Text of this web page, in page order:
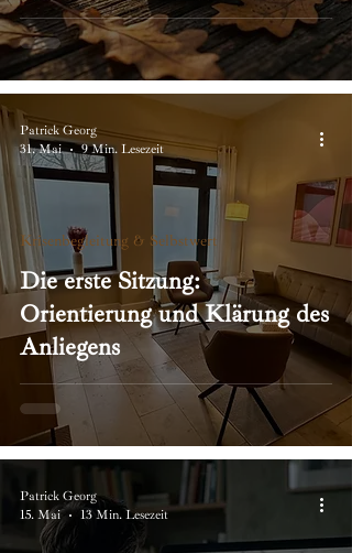
Die erste Sitzung:
Orientierung und Klärung des
Anliegens
Krisenbegleitung & Selbstwert
Patrick Georg
31. Mai
9 Min. Lesezeit
Patrick Georg
15. Mai
13 Min. Lesezeit